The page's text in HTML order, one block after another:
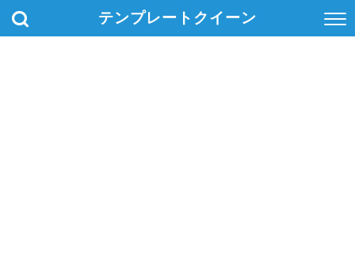
テンプレートクイーン